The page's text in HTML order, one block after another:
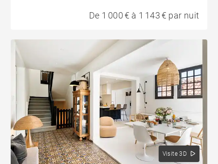
De 1 000 € à 1 143 € par nuit
Visite 3D